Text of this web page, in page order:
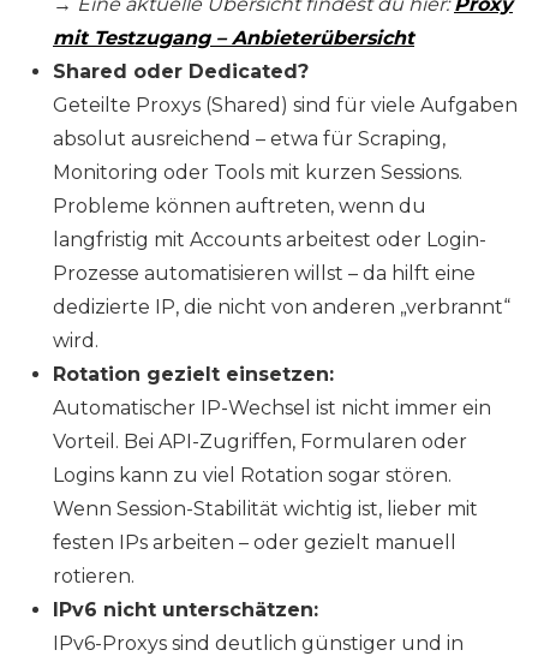
→ Eine aktuelle Übersicht findest du hier:Proxy
mit Testzugang – Anbieterübersicht
Shared oder Dedicated?
Geteilte Proxys (Shared) sind für viele Aufgaben
absolut ausreichend – etwa für Scraping,
Monitoring oder Tools mit kurzen Sessions.
Probleme können auftreten, wenn du
langfristig mit Accounts arbeitest oder Login-
Prozesse automatisieren willst – da hilft eine
dedizierte IP, die nicht von anderen „verbrannt“
wird.
Rotation gezielt einsetzen:
Automatischer IP-Wechsel ist nicht immer ein
Vorteil. Bei API-Zugriffen, Formularen oder
Logins kann zu viel Rotation sogar stören.
Wenn Session-Stabilität wichtig ist, lieber mit
festen IPs arbeiten – oder gezielt manuell
rotieren.
IPv6 nicht unterschätzen:
IPv6-Proxys sind deutlich günstiger und in